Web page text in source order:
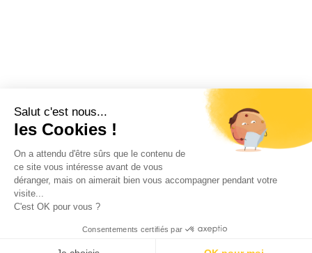
Salut c'est nous...
les Cookies !
On a attendu d'être sûrs que le contenu de
ce site vous intéresse avant de vous
déranger, mais on aimerait bien vous accompagner pendant votre
visite...
C'est OK pour vous ?
Consentements certifiés par